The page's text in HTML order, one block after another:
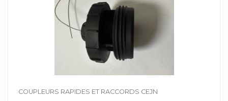
COUPLEURS RAPIDES ET RACCORDS CEJN